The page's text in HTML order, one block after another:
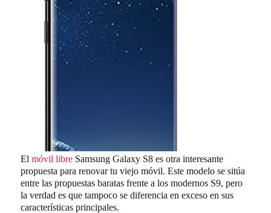
El móvil libreSamsung Galaxy S8 es otra interesante
propuesta para renovar tu viejo móvil. Este modelo se sitúa
entre las propuestas baratas frente a los modernos S9, pero
la verdad es que tampoco se diferencia en exceso en sus
características principales.